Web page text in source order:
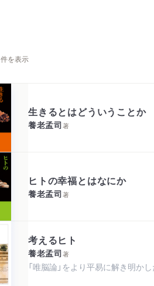
件を表示
生きるとはどういうことか
養老孟司著
ヒトの幸福とはなにか
養老孟司著
考えるヒト
養老孟司著
「唯脳論」をより平易に解き明か